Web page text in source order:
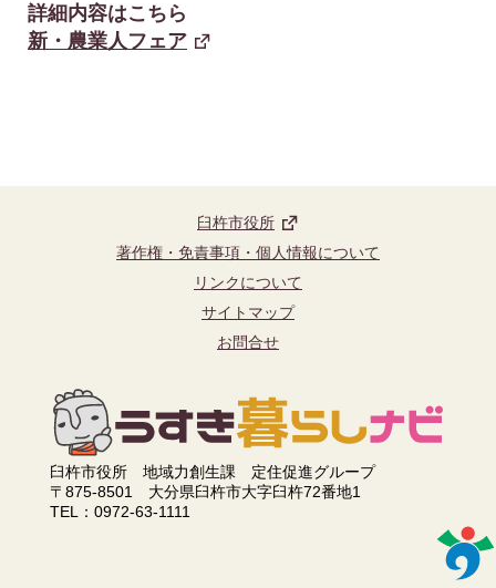
詳細内容はこちら
新・農業人フェア
臼杵市役所
著作権・免責事項・個人情報について
リンクについて
サイトマップ
お問合せ
臼杵市役所 地域力創生課 定住促進グループ
〒875-8501 大分県臼杵市大字臼杵72番地1
TEL：0972-63-1111